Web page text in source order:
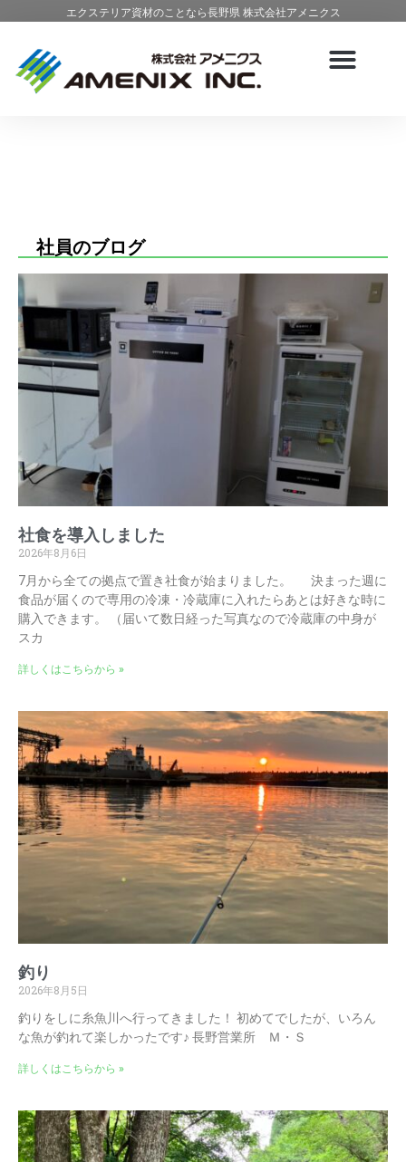
エクステリア資材のことなら長野県 株式会社アメニクス
社員のブログ
社食を導入しました
2026年8月6日
7月から全ての拠点で置き社食が始まりました。 決まった週に
食品が届くので専用の冷凍・冷蔵庫に入れたらあとは好きな時に
購入できます。 （届いて数日経った写真なので冷蔵庫の中身が
スカ
詳しくはこちらから »
釣り
2026年8月5日
釣りをしに糸魚川へ行ってきました！ 初めてでしたが、いろん
な魚が釣れて楽しかったです♪ 長野営業所 Ｍ・Ｓ
詳しくはこちらから »